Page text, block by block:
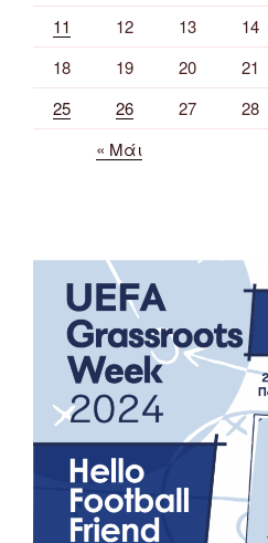
11 12 13 14
18
19 20 21
25
26 27 28
« Μάι